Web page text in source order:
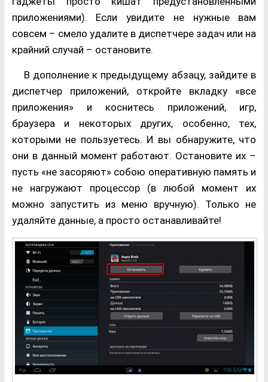
приложениями). Если увидите не нужные вам
совсем – смело удалите в диспетчере задач или на
крайний случай – остановите.
В дополнение к предыдущему абзацу, зайдите в
диспетчер приложений, откройте вкладку «все
приложения» и коснитесь приложений, игр,
браузера и некоторых других, особенно, тех,
которыми не пользуетесь. И вы обнаружите, что
они в данный момент работают. Остановите их –
пусть «не засоряют» собою оперативную память и
не нагружают процессор (в любой момент их
можно запустить из меню вручную). Только не
удаляйте данные, а просто останавливайте!